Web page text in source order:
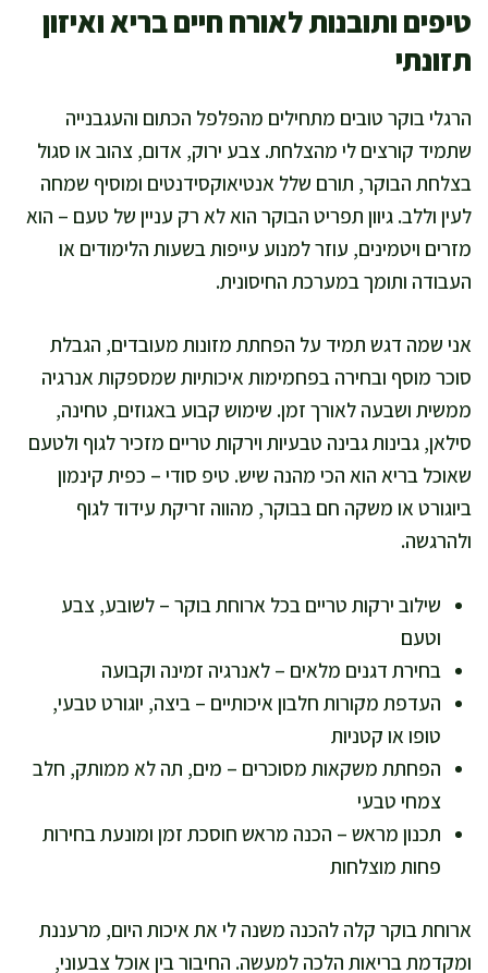
טיפים ותובנות לאורח חיים בריא ואיזון
תזונתי
הרגלי בוקר טובים מתחילים מהפלפל הכתום והעגבנייה
שתמיד קורצים לי מהצלחת. צבע ירוק, אדום, צהוב או סגול
בצלחת הבוקר, תורם שלל אנטיאוקסידנטים ומוסיף שמחה
לעין וללב. גיוון תפריט הבוקר הוא לא רק עניין של טעם – הוא
מזרים ויטמינים, עוזר למנוע עייפות בשעות הלימודים או
העבודה ותומך במערכת החיסונית.
אני שמה דגש תמיד על הפחתת מזונות מעובדים, הגבלת
סוכר מוסף ובחירה בפחמימות איכותיות שמספקות אנרגיה
ממשית ושבעה לאורך זמן. שימוש קבוע באגוזים, טחינה,
סילאן, גבינות גבינה טבעיות וירקות טריים מזכיר לגוף ולטעם
שאוכל בריא הוא הכי מהנה שיש. טיפ סודי – כפית קינמון
ביוגורט או משקה חם בבוקר, מהווה זריקת עידוד לגוף
ולהרגשה.
שילוב ירקות טריים בכל ארוחת בוקר – לשובע, צבע
וטעם
בחירת דגנים מלאים – לאנרגיה זמינה וקבועה
העדפת מקורות חלבון איכותיים – ביצה, יוגורט טבעי,
טופו או קטניות
הפחתת משקאות מסוכרים – מים, תה לא ממותק, חלב
צמחי טבעי
תכנון מראש – הכנה מראש חוסכת זמן ומונעת בחירות
פחות מוצלחות
ארוחת בוקר קלה להכנה משנה לי את איכות היום, מרעננת
ומקדמת בריאות הלכה למעשה. החיבור בין אוכל צבעוני,